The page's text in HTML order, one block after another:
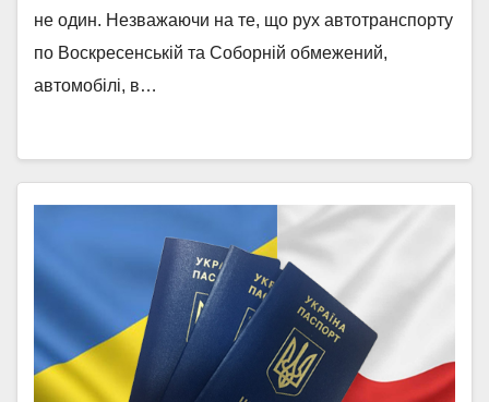
не один. Незважаючи на те, що рух автотранспорту
по Воскресенській та Соборній обмежений,
автомобілі, в…